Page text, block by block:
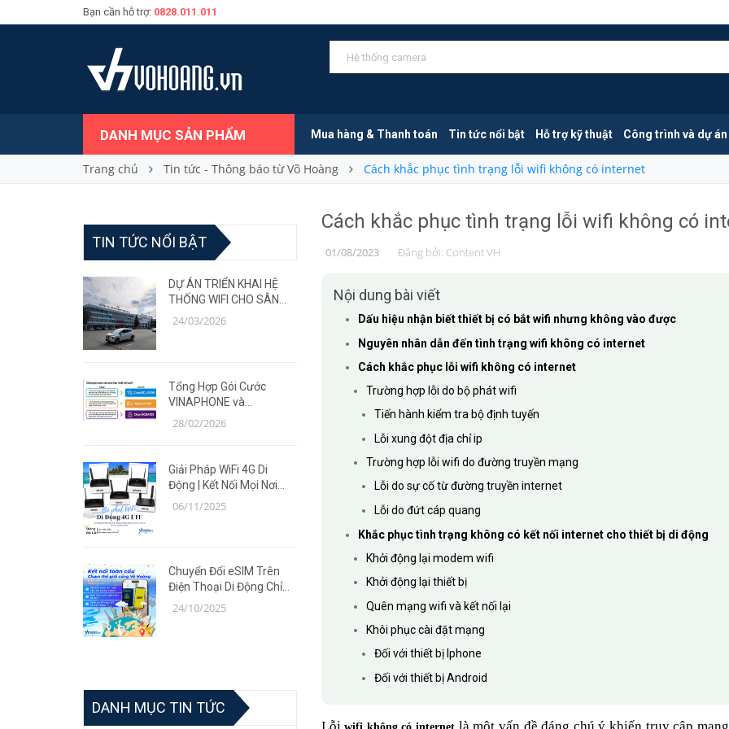
Bạn cần hỗ trợ: 0828.011.011
DANH MỤC SẢN PHẨM Mua hàng & Thanh toán Tin tức nổi bật Hỗ trợ kỹ thuật Công trình và dự
Trang chủ Tin tức - Thông báo từ Võ Hoàng Cách khắc phục tình trạng lỗi wifi không có internet
Cách khắc phục tình trạng lỗi wifi không có
01/08/2023 Đăng bởi: Content VH
Nội dung bài viết
Dấu hiệu nhận biết thiết bị có bắt wifi nhưng không vào được
Nguyên nhân dẫn đến tình trạng wifi không có internet
Cách khắc phục lỗi wifi không có internet
Trường hợp lỗi do bộ phát wifi
Tiến hành kiểm tra bộ định tuyến
Lỗi xung đột địa chỉ ip
Trường hợp lỗi wifi do đường truyền mạng
Lỗi do sự cố từ đường truyền internet
Lỗi do đứt cáp quang
Khắc phục tình trạng không có kết nối internet cho thiết bị di động
Khởi động lại modem wifi
Khởi động lại thiết bị
Quên mạng wifi và kết nối lại
Khôi phục cài đặt mạng
Đối với thiết bị Iphone
Đối với thiết bị Android
Lỗi
là một vấn đề đáng chú ý khiến truy cập
TIN TỨC NỔI BẬT
DỰ ÁN TRIỂN KHAI HỆ
THỐNG WIFI CHO SÂN
BAY – GIẢI PHÁP MẠNG
24/03/2026
Tổng Hợp Gói Cước
VINAPHONE và
MOBIFONE Giá Ưu Đãi
28/02/2026
Giải Pháp WiFi 4G Di
Động | Kết Nối Mọi Nơi
Cùng Router TP-Link MR
06/11/2025
Chuyển Đổi eSIM Trên
Điện Thoại Di Động Chỉ
Trong 5 Phút | Giải Pháp
24/10/2025
DANH MỤC TIN TỨC